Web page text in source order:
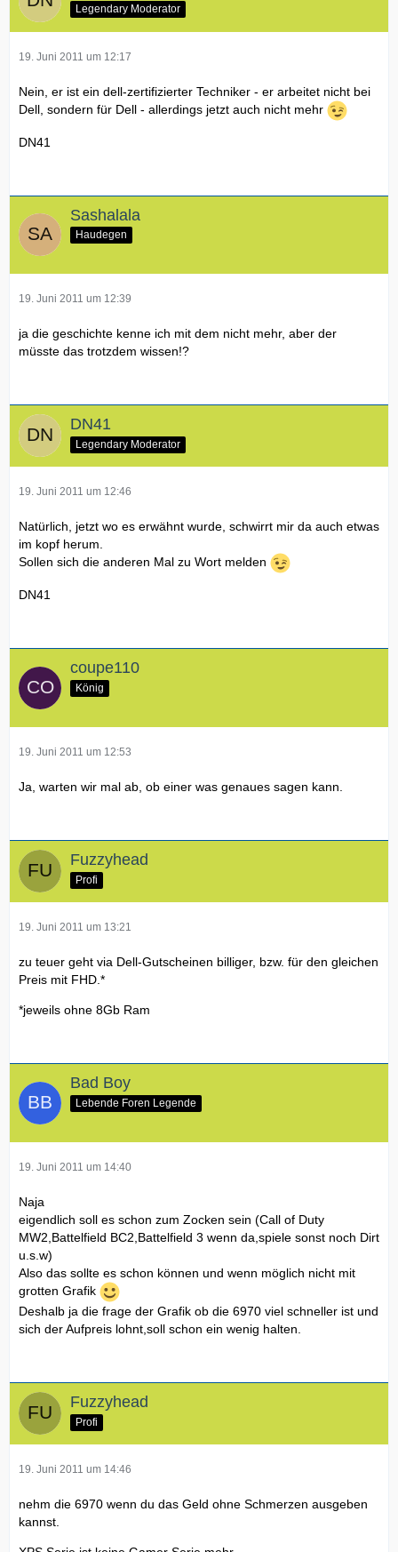
Legendary Moderator
19. Juni 2011 um 12:17
Nein, er ist ein dell-zertifizierter Techniker - er arbeitet nicht bei
Dell, sondern für Dell - allerdings jetzt auch nicht mehr
DN41
Sashalala
Haudegen
19. Juni 2011 um 12:39
ja die geschichte kenne ich mit dem nicht mehr, aber der
müsste das trotzdem wissen!?
DN41
Legendary Moderator
19. Juni 2011 um 12:46
Natürlich, jetzt wo es erwähnt wurde, schwirrt mir da auch etwas
im kopf herum.
Sollen sich die anderen Mal zu Wort melden
DN41
coupe110
König
19. Juni 2011 um 12:53
Ja, warten wir mal ab, ob einer was genaues sagen kann.
Fuzzyhead
Profi
19. Juni 2011 um 13:21
zu teuer geht via Dell-Gutscheinen billiger, bzw. für den gleichen
Preis mit FHD.*
*jeweils ohne 8Gb Ram
Bad Boy
Lebende Foren Legende
19. Juni 2011 um 14:40
Naja
eigendlich soll es schon zum Zocken sein (Call of Duty
MW2,Battelfield BC2,Battelfield 3 wenn da,spiele sonst noch Dirt
u.s.w)
Also das sollte es schon können und wenn möglich nicht mit
grotten Grafik
Deshalb ja die frage der Grafik ob die 6970 viel schneller ist und
sich der Aufpreis lohnt,soll schon ein wenig halten.
Fuzzyhead
Profi
19. Juni 2011 um 14:46
nehm die 6970 wenn du das Geld ohne Schmerzen ausgeben
kannst.